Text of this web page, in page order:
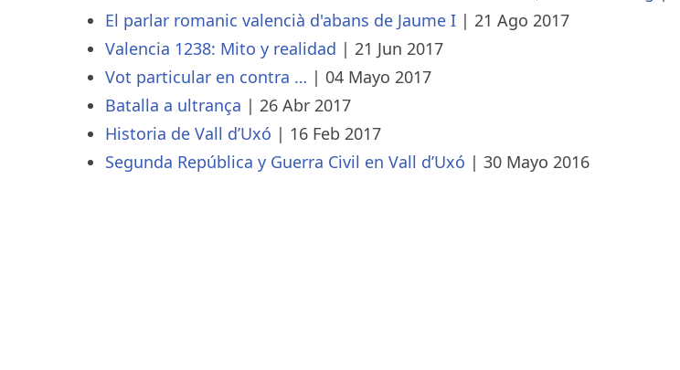
El parlar romanic valencià d'abans de Jaume I | 21 Ago 2017
Valencia 1238: Mito y realidad | 21 Jun 2017
Vot particular en contra … | 04 Mayo 2017
Batalla a ultrança | 26 Abr 2017
Historia de Vall d’Uxó | 16 Feb 2017
Segunda República y Guerra Civil en Vall d’Uxó | 30 Mayo 2016